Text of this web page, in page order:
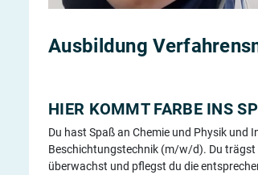
Ausbildung
HIER KOMMT FARBE INS
Du hast Spaß an Chemie und Physik und
Beschichtungstechnik (m/w/d). Du trägst
überwachst und pflegst du die